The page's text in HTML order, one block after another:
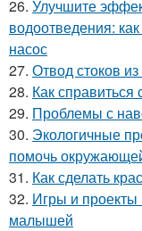
26. Улучшите
водоотведения:
насос
27. Отвод стоков
28. Как
29. Проблемы с
30. Экологичные
помочь
31. Как сделать
32. Игры и проекты
малышей